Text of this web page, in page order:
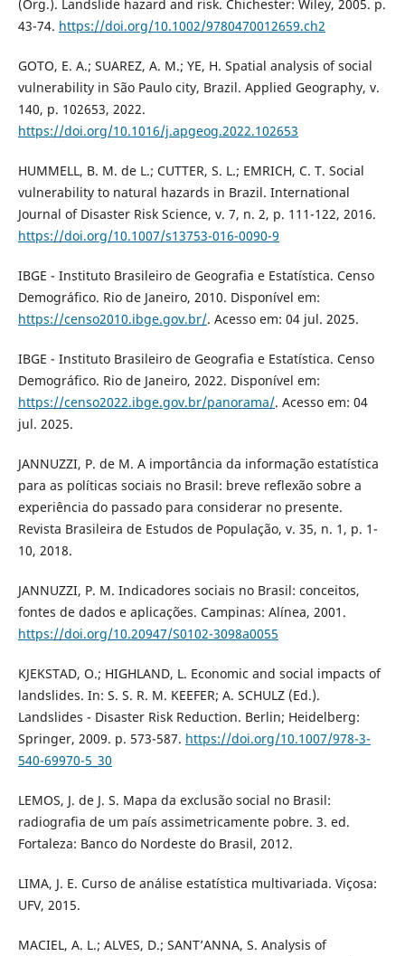
(Org.). Landslide hazard and risk. Chichester: Wiley, 2005. p.
43-74. https://doi.org/10.1002/9780470012659.ch2
GOTO, E. A.; SUAREZ, A. M.; YE, H. Spatial analysis of social
vulnerability in São Paulo city, Brazil. Applied Geography, v.
140, p. 102653, 2022.
https://doi.org/10.1016/j.apgeog.2022.102653
HUMMELL, B. M. de L.; CUTTER, S. L.; EMRICH, C. T. Social
vulnerability to natural hazards in Brazil. International
Journal of Disaster Risk Science, v. 7, n. 2, p. 111-122, 2016.
https://doi.org/10.1007/s13753-016-0090-9
IBGE - Instituto Brasileiro de Geografia e Estatística. Censo
Demográfico. Rio de Janeiro, 2010. Disponível em:
https://censo2010.ibge.gov.br/. Acesso em: 04 jul. 2025.
IBGE - Instituto Brasileiro de Geografia e Estatística. Censo
Demográfico. Rio de Janeiro, 2022. Disponível em:
https://censo2022.ibge.gov.br/panorama/. Acesso em: 04
jul. 2025.
JANNUZZI, P. de M. A importância da informação estatística
para as políticas sociais no Brasil: breve reflexão sobre a
experiência do passado para considerar no presente.
Revista Brasileira de Estudos de População, v. 35, n. 1, p. 1-
10, 2018.
JANNUZZI, P. M. Indicadores sociais no Brasil: conceitos,
fontes de dados e aplicações. Campinas: Alínea, 2001.
https://doi.org/10.20947/S0102-3098a0055
KJEKSTAD, O.; HIGHLAND, L. Economic and social impacts of
landslides. In: S. S. R. M. KEEFER; A. SCHULZ (Ed.).
Landslides - Disaster Risk Reduction. Berlin; Heidelberg:
Springer, 2009. p. 573-587. https://doi.org/10.1007/978-3-
540-69970-5_30
LEMOS, J. de J. S. Mapa da exclusão social no Brasil:
radiografia de um país assimetricamente pobre. 3. ed.
Fortaleza: Banco do Nordeste do Brasil, 2012.
LIMA, J. E. Curso de análise estatística multivariada. Viçosa:
UFV, 2015.
MACIEL, A. L.; ALVES, D.; SANT’ANNA, S. Analysis of